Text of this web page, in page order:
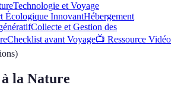
Technologie et Voyage
Écologique InnovantHébergement
Collecte et Gestion des
Checklist avant Voyage📺 Ressource Vidéo
)
la Nature